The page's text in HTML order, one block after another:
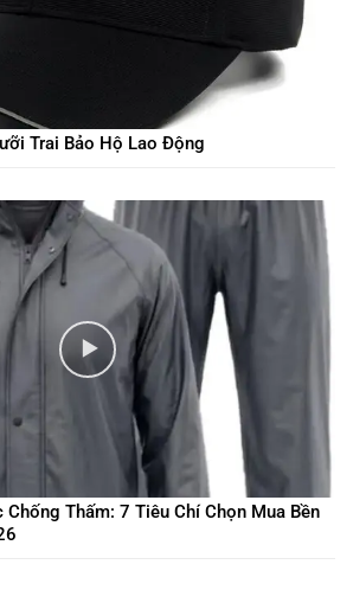
Trai Bảo Hộ Lao Động
Thấm: 7 Tiêu Chí Chọn Mua Bền